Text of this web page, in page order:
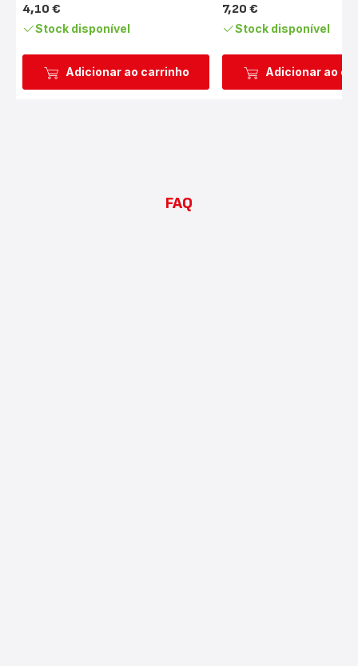
Adicionar ao carrinho
Preço
4,10 €
Stock disponível
Adicionar ao
Preço
7,20 €
Stock disponível
FAQ